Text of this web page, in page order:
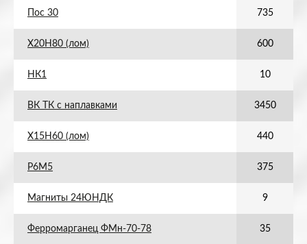
Пос 30 735
Х20Н80 (лом) 600
НК1 10
ВК ТК с наплавками 3450
Х15Н60 (лом) 440
Р6М5 375
Магниты 24ЮНДК 9
Ферромарганец ФМн-70-78 35